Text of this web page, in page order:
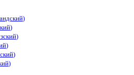
)
)
)
)
)
)